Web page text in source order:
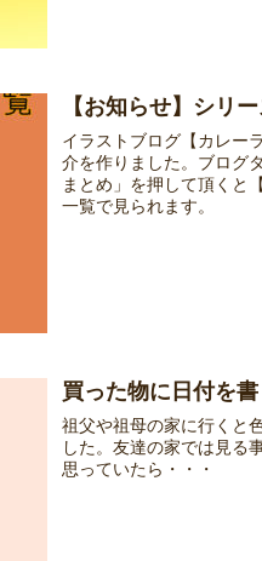
【お知らせ】シリ
イラストブログ【カレー
介を作りました。ブログ
まとめ」を押して頂くと
一覧で見られます。
買った物に日付を
祖父や祖母の家に行くと
した。友達の家では見る
思っていたら・・・